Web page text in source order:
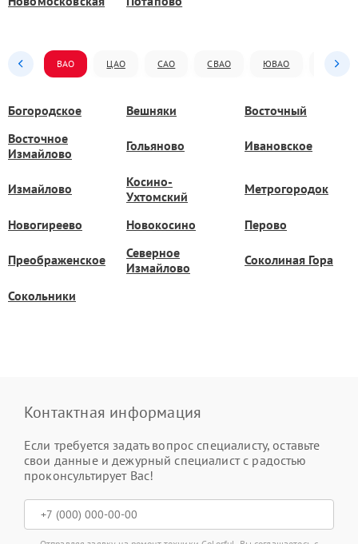
ВАО ЦАО САО СВАО ЮВАО ЮАО
Богородское Вешняки
Восточный
Восточное
Измайлово
Гольяново Ивановское
Измайлово
Косино-
Ухтомский
Метрогородок
Новогиреево Новокосино Перово
Преображенское
Северное
Измайлово
Соколиная Гора
Сокольники
Контактная информация
Если требуется задать вопрос специалисту, оставьте
свои данные и дежурный специалист с радостью
проконсультирует Вас!